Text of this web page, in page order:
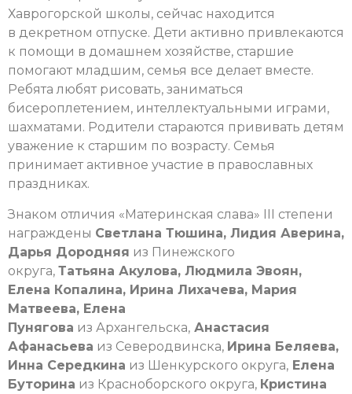
Хаврогорской школы, сейчас находится
в декретном отпуске. Дети активно привлекаются
к помощи в домашнем хозяйстве, старшие
помогают младшим, семья все делает вместе.
Ребята любят рисовать, заниматься
бисероплетением, интеллектуальными играми,
шахматами. Родители стараются прививать детям
уважение к старшим по возрасту. Семья
принимает активное участие в православных
праздниках.
Знаком отличия «Материнская слава» III степени
награждены Светлана Тюшина, Лидия Аверина,
Дарья Дородняя из Пинежского
округа, Татьяна Акулова, Людмила Эвоян,
Елена Копалина, Ирина Лихачева, Мария
Матвеева, Елена
Пунягова из Архангельска, Анастасия
Афанасьева из Северодвинска, Ирина Беляева,
Инна Середкина из Шенкурского округа, Елена
Буторина из Красноборского округа, Кристина